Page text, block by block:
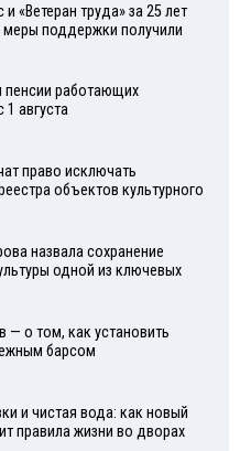
«Ветеран труда» за 25 лет
меры поддержки получили
пенсии работающих
августа
право исключать
объектов культурного
назвала сохранение
одной из ключевых
— о том, как установить
барсом
и чистая вода: как новый
правила жизни во дворах